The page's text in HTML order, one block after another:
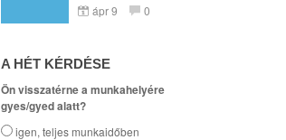
ápr 9 0
A HÉT KÉRDÉSE
Ön visszatérne a munkahelyére
gyes/gyed alatt?
igen, teljes munkaidőben